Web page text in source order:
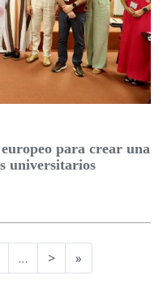
para crear una
universitarios
…
Next
page
>
Last
page
»